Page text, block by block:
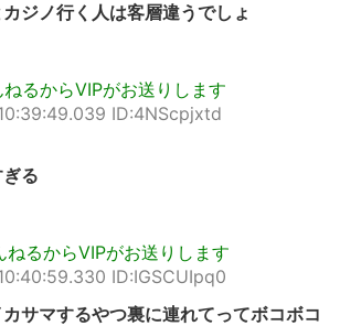
ジノ行く人は客層違うでしょ
るからVIPがお送りします
ID:4NScpjxtd
る
ねるからVIPがお送りします
ID:IGSCUIpq0
サマするやつ裏に連れてってボコボコ